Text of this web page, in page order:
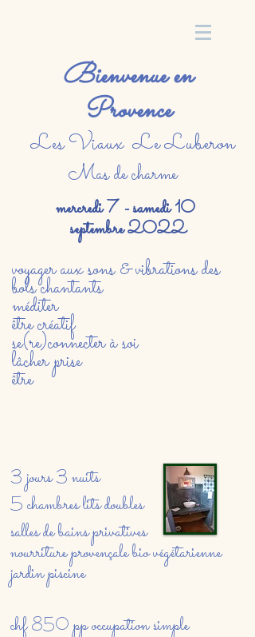
Bienvenue en
Provence
Les Viaux Le Luberon
Mas de charme
mercredi 7 - samedi 10
septembre 2022
voyager aux sons & vibrations des
bols chantants
méditer
être créatif
se(re)connecter à soi
lâcher prise
être
3 jours 3 nuits
5 chambres lits doubles
salles de bains privatives
nourriture provençale bio végétarienne
jardin piscine
chf850pp occupation simple